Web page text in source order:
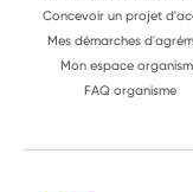
Concevoir un projet
Mes démarches
Mon espace
FAQ organisme